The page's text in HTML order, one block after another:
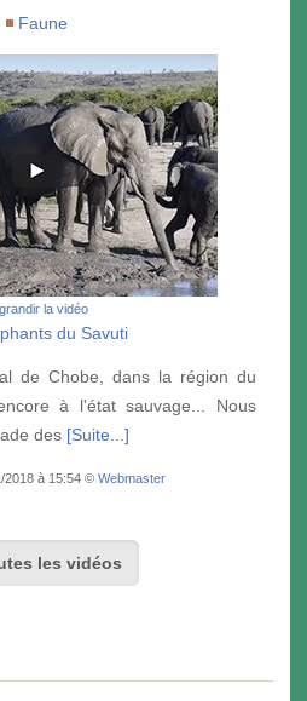
Faune
la vidéo
du Savuti
de Chobe, dans la région du
à l'état sauvage... Nous
des [Suite...]
2018 à 15:54 © Webmaster
les vidéos